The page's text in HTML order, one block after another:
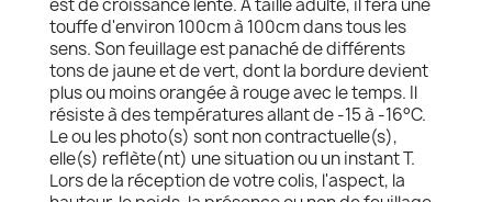
est de croissance lente. A taille adulte, il fera une
touffe d'environ 100cm à 100cm dans tous les
sens. Son feuillage est panaché de différents
tons de jaune et de vert, dont la bordure devient
plus ou moins orangée à rouge avec le temps. Il
résiste à des températures allant de -15 à -16°C.
Le ou les photo(s) sont non contractuelle(s),
elle(s) reflète(nt) une situation ou un instant T.
Lors de la réception de votre colis, l'aspect, la